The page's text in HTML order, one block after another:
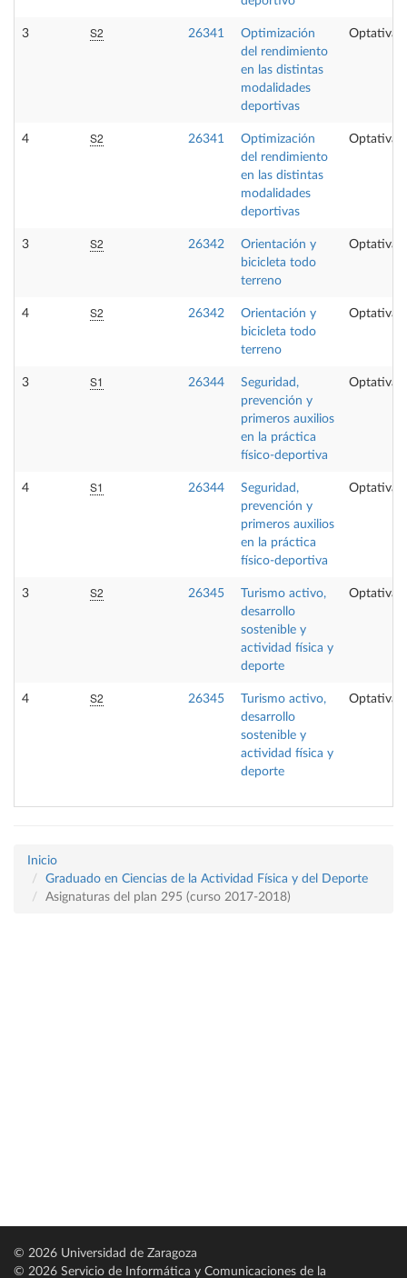
3 S2 26341
Optimización
del rendimiento
en las distintas
modalidades
deportivas
Optativa
4 S2 26341
Optimización
del rendimiento
en las distintas
modalidades
deportivas
Optativa
3 S2 26342
Orientación y
bicicleta todo
terreno
Optativa
4 S2 26342
Orientación y
bicicleta todo
terreno
Optativa
3 S1 26344
Seguridad,
prevención y
primeros auxilios
en la práctica
físico-deportiva
Optativa
4 S1 26344
Seguridad,
prevención y
primeros auxilios
en la práctica
físico-deportiva
Optativa
3 S2 26345
Turismo activo,
desarrollo
sostenible y
actividad física y
deporte
Optativa
4 S2 26345
Turismo activo,
desarrollo
sostenible y
actividad física y
deporte
Optativa
Inicio
Graduado en Ciencias de la Actividad Física y del Deporte
Asignaturas del plan 295 (curso 2017-2018)
© 2026 Universidad de Zaragoza
© 2026 Servicio de Informática y Comunicaciones de la